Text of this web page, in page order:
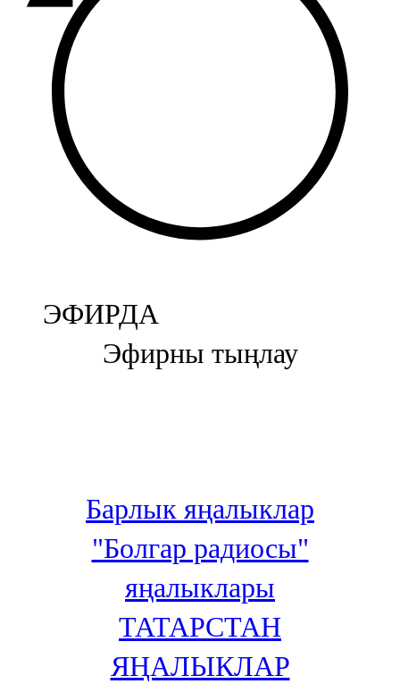
107,1 FM
Балык бистәсе
104,9 FM
Баулы
107,5 FM
Биләр
Болгар
106,0 FM
Бөгелмә
100,3 FM
106,6 FM
Кадыбаш
105,2 FM
ЭФИРДА
Эфирны тыңлау
Барлык яңалыклар
"Болгар радиосы"
яңалыклары
ТАТАРСТАН
ЯҢАЛЫКЛАР